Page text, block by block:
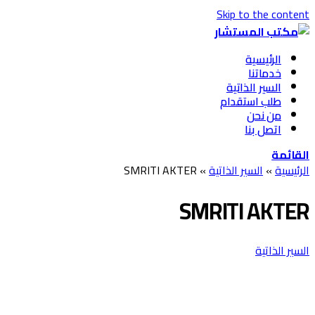
Skip to the content
الرئيسية
خدماتنا
السير الذاتية
طلب استقدام
من نحن
اتصل بنا
القائمة
الرئيسية»السير الذاتية»
SMRITI AKTER
SMRITI AKTER
السير الذاتية